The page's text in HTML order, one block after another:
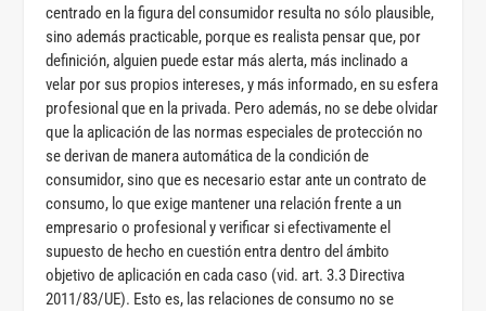
centrado en la figura del consumidor resulta no sólo plausible,
sino además practicable, porque es realista pensar que, por
definición, alguien puede estar más alerta, más inclinado a
velar por sus propios intereses, y más informado, en su esfera
profesional que en la privada. Pero además, no se debe olvidar
que la aplicación de las normas especiales de protección no
se derivan de manera automática de la condición de
consumidor, sino que es necesario estar ante un contrato de
consumo, lo que exige mantener una relación frente a un
empresario o profesional y verificar si efectivamente el
supuesto de hecho en cuestión entra dentro del ámbito
objetivo de aplicación en cada caso (vid. art. 3.3 Directiva
2011/83/UE). Esto es, las relaciones de consumo no se